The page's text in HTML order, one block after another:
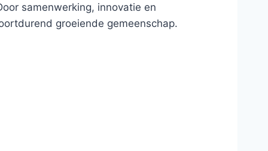
samenwerking, innovatie en
groeiende gemeenschap.